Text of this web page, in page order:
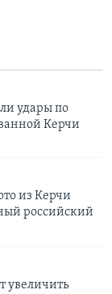
удары по
Керчи
из Керчи
российский
увеличить